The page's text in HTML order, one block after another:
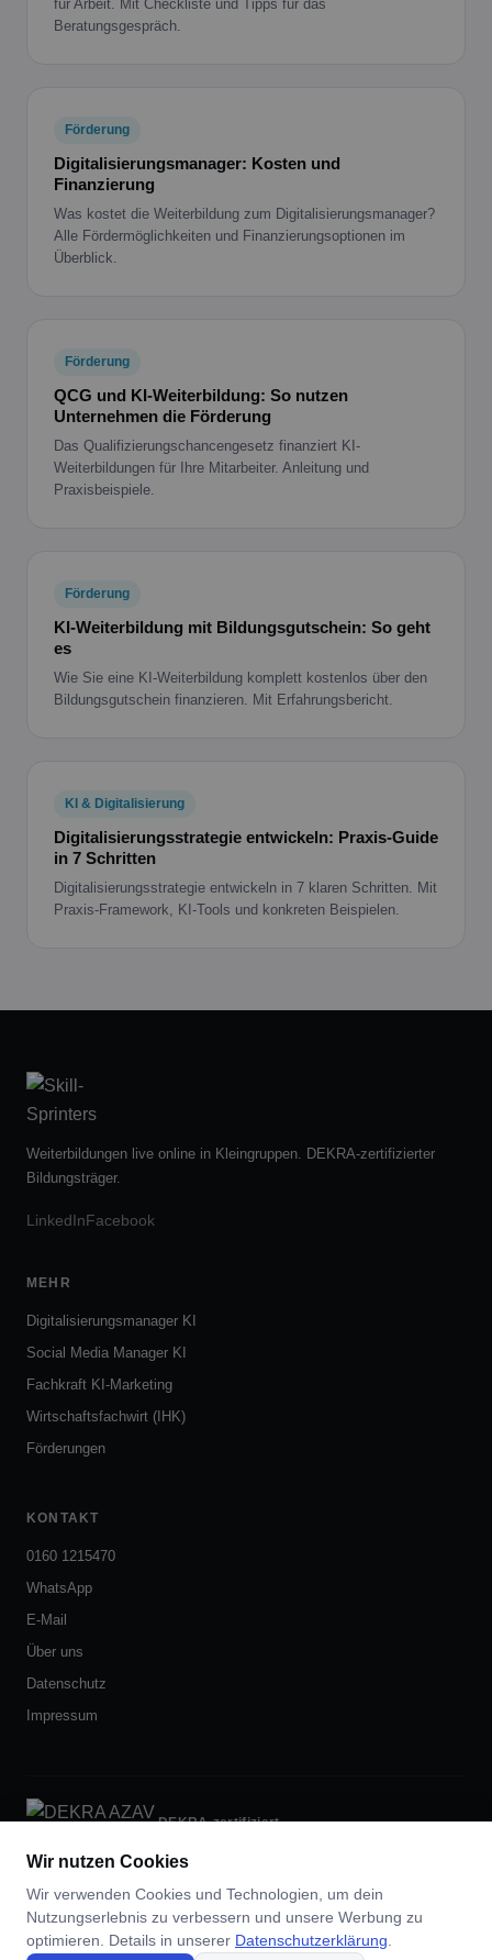
für Arbeit. Mit Checkliste und Tipps für das
Beratungsgespräch.
Förderung
Digitalisierungsmanager: Kosten und
Finanzierung
Was kostet die Weiterbildung zum Digitalisierungsmanager?
Alle Fördermöglichkeiten und Finanzierungsoptionen im
Überblick.
Förderung
QCG und KI-Weiterbildung: So nutzen
Unternehmen die Förderung
Das Qualifizierungschancengesetz finanziert KI-
Weiterbildungen für Ihre Mitarbeiter. Anleitung und
Praxisbeispiele.
Förderung
KI-Weiterbildung mit Bildungsgutschein: So geht
es
Wie Sie eine KI-Weiterbildung komplett kostenlos über den
Bildungsgutschein finanzieren. Mit Erfahrungsbericht.
KI & Digitalisierung
Digitalisierungsstrategie entwickeln: Praxis-Guide
in 7 Schritten
Digitalisierungsstrategie entwickeln in 7 klaren Schritten. Mit
Praxis-Framework, KI-Tools und konkreten Beispielen.
Weiterbildungen live online in Kleingruppen. DEKRA-zertifizierter
Bildungsträger.
LinkedInFacebook
MEHR
Digitalisierungsmanager KI
Social Media Manager KI
Fachkraft KI-Marketing
Wirtschaftsfachwirt (IHK)
Förderungen
KONTAKT
0160 1215470
WhatsApp
E-Mail
Über uns
Datenschutz
Impressum
DEKRA-zertifiziert
Skill-Sprinters · Waldsteinring 6 · 95448 Bayreuth ·
Wir nutzen Cookies
Wir verwenden Cookies und Technologien, um dein
Nutzungserlebnis zu verbessern und unsere Werbung zu
optimieren. Details in unserer Datenschutzerklärung.